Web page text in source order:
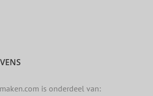
is onderdeel van: